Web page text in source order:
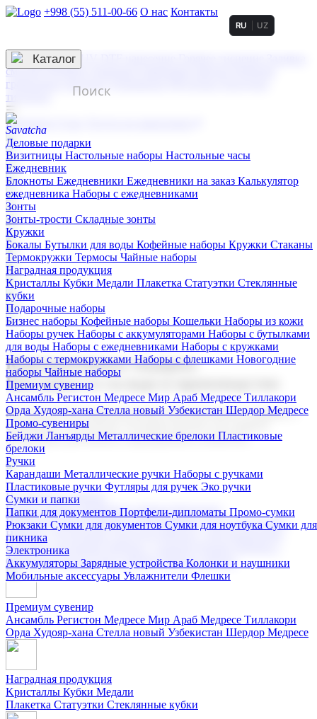
+998 (55) 511-00-66 О нас Контакты
3D гравировка
смолой (Doming)
гравировка твердая
тиснение
RU UZ
☰
Контакты
Каталог
Деловые подарки
Визитницы Настольные наборы Настольные часы
Ежедневник
Блокноты Ежедневники Ежедневники на заказ Калькулятор
ежедневника Наборы с ежедневниками
Зонты
Зонты-трости Складные зонты
Кружки
Бокалы Бутылки для воды Кофейные наборы Кружки Стаканы
Термокружки Термосы Чайные наборы
Наградная продукция
Kристаллы Кубки Медали Плакетка Статуэтки Стеклянные
кубки
Подарочные наборы
Бизнес наборы Кофейные наборы Кошельки Наборы из кожи
Наборы ручек Наборы с аккумуляторами Наборы с бутылками
для воды Наборы с ежедневниками Наборы с кружками
Наборы с термокружками Наборы с флешками Новогодние
наборы Чайные наборы
Премиум сувенир
Ансамбль Регистон Медресе Мир Араб Медресе Тиллакори
Орда Худояр-хана Стелла новый Узбекистан Шердор Медресе
Промо-сувениры
Бейджи Ланъярды Металлические брелоки Пластиковые
брелоки
Ручки
Карандаши Металлические ручки Наборы с ручками
Пластиковые ручки Футляры для ручек Эко ручки
Сумки и папки
Папки для документов Портфели-дипломаты Промо-сумки
Рюкзаки Сумки для документов Сумки для ноутбука Сумки для
пикника
Электроника
Аккумуляторы Зарядные устройства Колонки и наушники
Мобильные аксессуары Увлажнители Флешки
Корпоративные подарки
Поставка со склада и производство
Мы предлагаем широкий выбор корпоративных подарков и
сувениров с логотипом. В нашем каталоге вы найдете
продукцию для бизнеса, мероприятия и клиентов.
Подарочные наборы
Бизнес наборыКофейные наборы Кошельки
Наборы из кожиНаборы ручекНаборы с аккумуляторами
Наборы с бутылками для воды
Наборы с ежедневниками
Наборы с кружками
флешкамиНовогодние наборыЧайные наборы
Премиум сувенир
Ансамбль Регистон Медресе Мир Араб Медресе Тиллакори
Орда Худояр-хана Стелла новый Узбекистан Шердор Медресе
Наградная продукция
Kристаллы Кубки Медали
Плакетка Статуэтки Стеклянные кубки